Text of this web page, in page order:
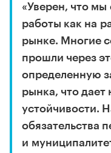
«Уверен, что мы
работы как на
рынке. Многие
прошли через
определенную
рынка, что дает
устойчивости.
обязательства
и